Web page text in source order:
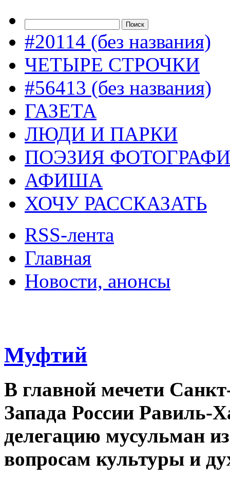
#20114 (без названия)
ЧЕТЫРЕ СТРОЧКИ
#56413 (без названия)
ГАЗЕТА
ЛЮДИ И ПАРКИ
ПОЭЗИЯ
АФИША
ХОЧУ РАССКАЗАТЬ
RSS-лента
Главная
Новости, анонсы
Муфтий
В главной мечети
Запада России Равиль-
делегацию мусульман
вопросам культуры и